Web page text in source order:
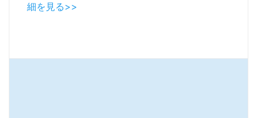
細を見る>>